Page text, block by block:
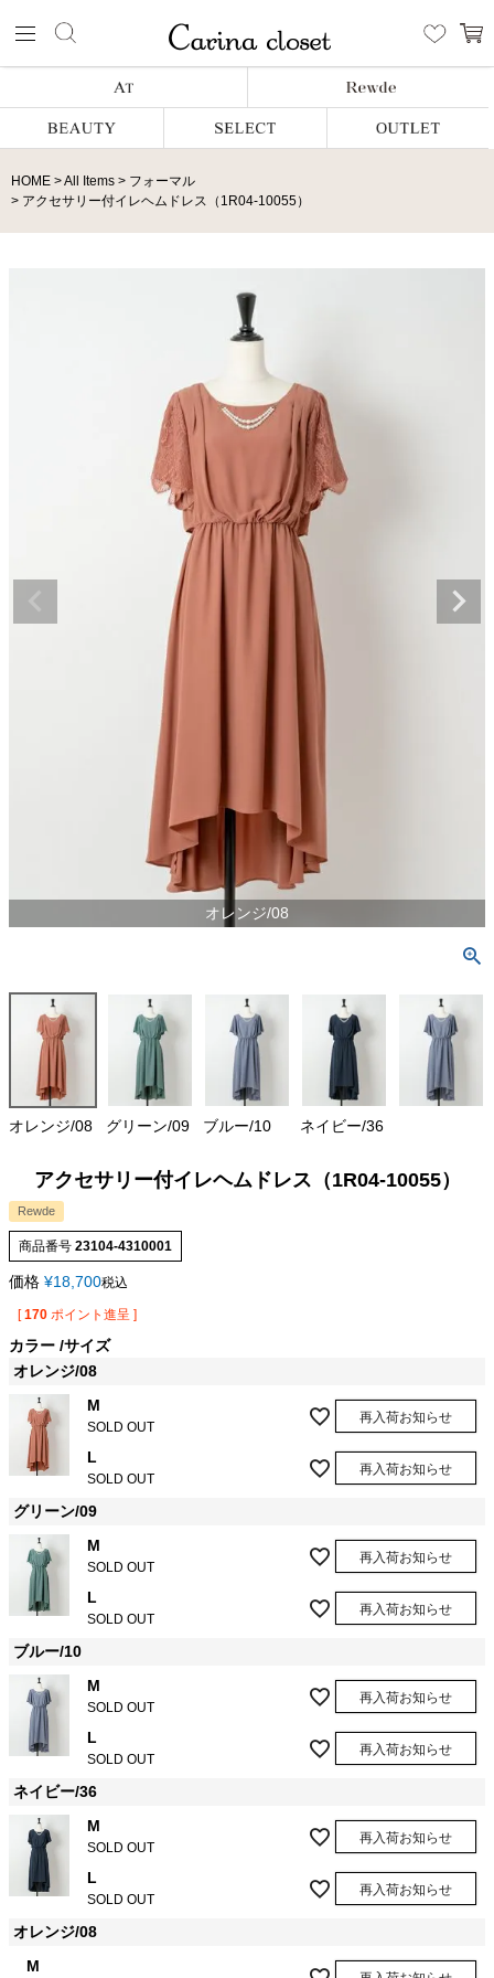
HOME All Items
フォーマル
アクセサリー付イレヘムドレス（1R04-10055）
オレンジ/08
オレンジ/08 グリーン/09 ブルー/10 ネイビー/36
アクセサリー付イレヘムドレス（1R04-10055）
Rewde
商品番号 23104-4310001
価格 ¥18,700税込
[ 170 ポイント進呈 ]
カラー サイズ
オレンジ/08
M
SOLD OUT
再入荷お知らせ
L
SOLD OUT
再入荷お知らせ
グリーン/09
M
SOLD OUT
再入荷お知らせ
L
SOLD OUT
再入荷お知らせ
ブルー/10
M
SOLD OUT
再入荷お知らせ
L
SOLD OUT
再入荷お知らせ
ネイビー/36
M
SOLD OUT
再入荷お知らせ
L
SOLD OUT
再入荷お知らせ
オレンジ/08
M